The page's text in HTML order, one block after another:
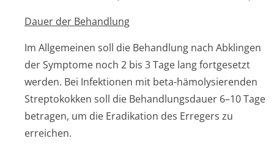
Dauer der Behandlung
Im Allgemeinen soll die Behandlung nach Abklingen
der Symptome noch 2 bis 3 Tage lang fortgesetzt
werden. Bei Infektionen mit beta-hämolysierenden
Streptokokken soll die Behandlungsdauer 6–10 Tage
betragen, um die Eradikation des Erregers zu
erreichen.